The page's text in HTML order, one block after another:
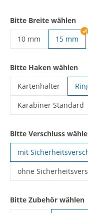
Bitte Breite wählen
10 mm
15 mm
Bitte Haken wählen
Kartenhalter
Lanyards selbst
Karabiner Standard
Bitte Verschluss
mit
ohne
Bitte Zubehör wählen